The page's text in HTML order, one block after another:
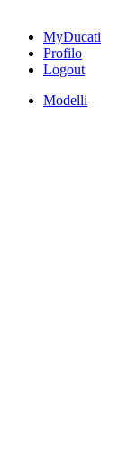
MyDucati
Profilo
Logout
Modelli